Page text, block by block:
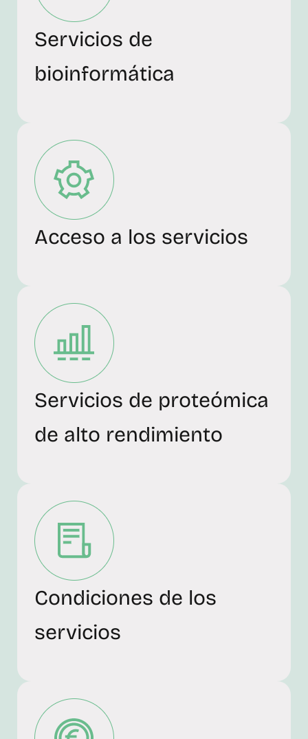
Servicios de
bioinformática
Acceso a los servicios
Servicios de proteómica
de alto rendimiento
Condiciones de los
servicios